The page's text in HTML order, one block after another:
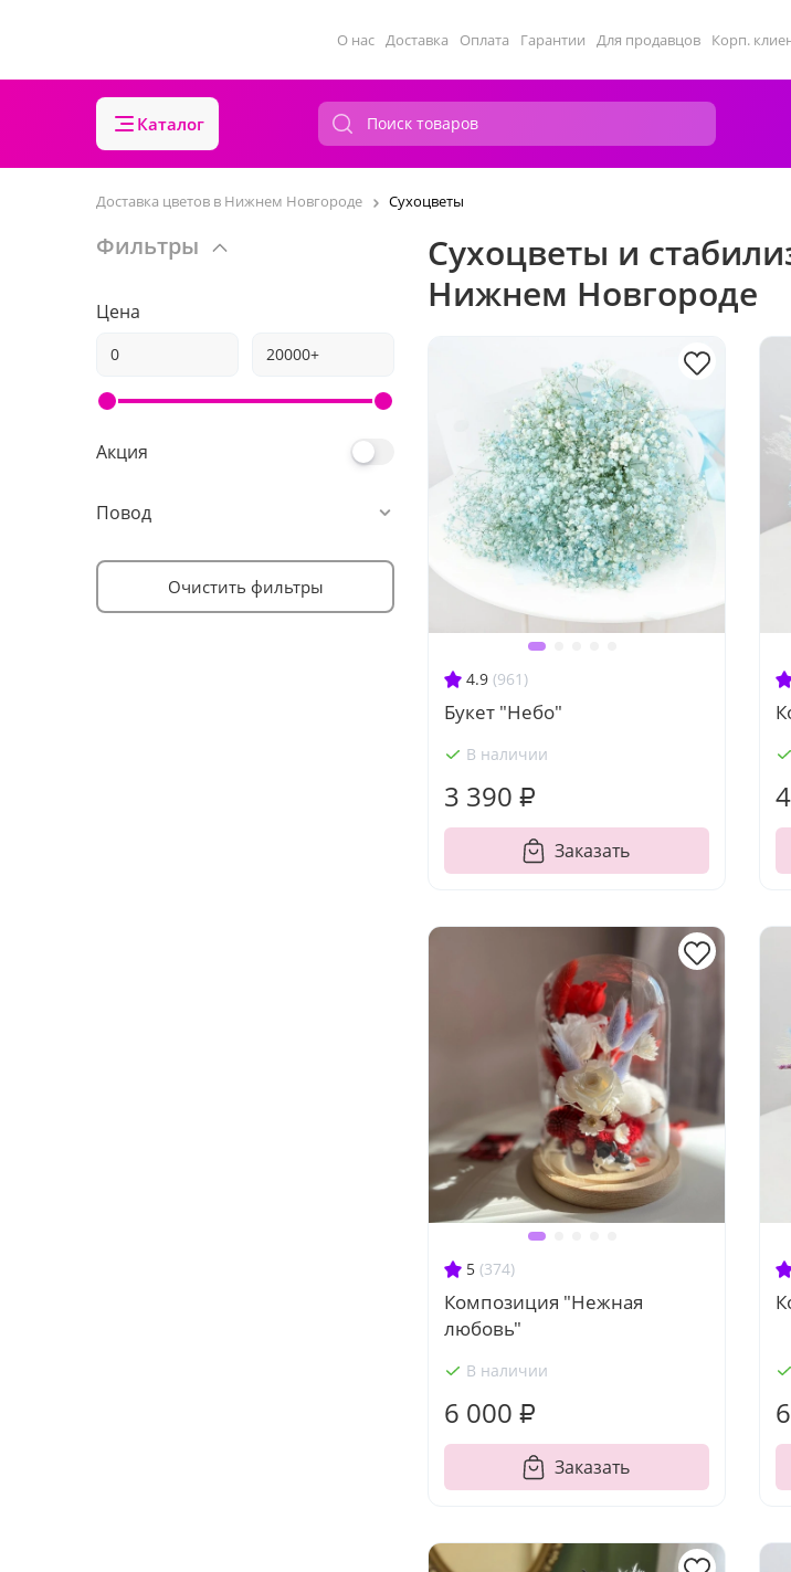
О нас Доставка Оплата Гарантии Для продавцов Корп.
Каталог
Доставка цветов в Нижнем Новгороде Сухоцветы
Фильтры
Цена
Акция
Повод
Очистить фильтры
Сухоцветы и
Нижнем Новгороде
4.9 (961)
Букет "Небо"
В наличии
3 390 ₽
Заказать
5 (374)
Композиция "Нежная
любовь"
В наличии
6 000 ₽
Заказать